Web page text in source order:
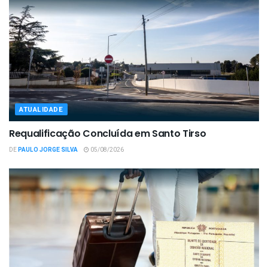
ATUALIDADE
Requalificação Concluída em Santo Tirso
DEPAULO JORGE SILVA 05/08/2026